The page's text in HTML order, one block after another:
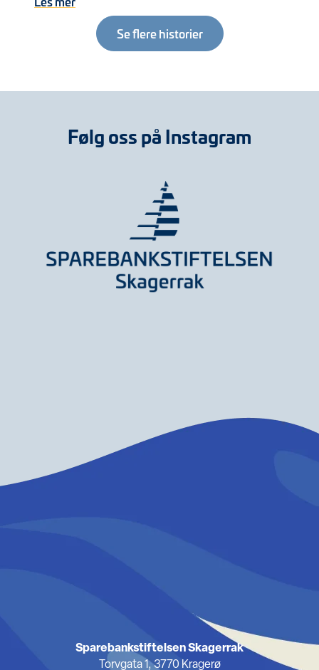
Se flere historier
Følg oss på Instagram
Sparebankstiftelsen Skagerrak
Torvgata 1, 3770 Kragerø